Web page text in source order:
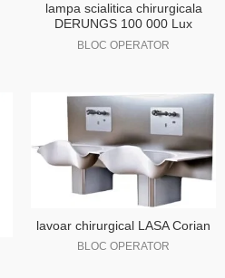
lampa scialitica chirurgicala
DERUNGS 100 000 Lux
BLOC OPERATOR
lavoar chirurgical LASA Corian
BLOC OPERATOR